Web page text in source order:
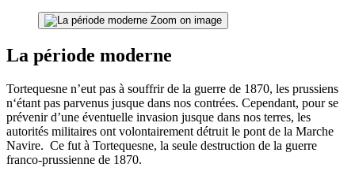
Zoom on image
La période moderne
Tortequesne n’eut pas à souffrir de la guerre de 1870, les prussiens
n‘étant pas parvenus jusque dans nos contrées. Cependant, pour se
prévenir d’une éventuelle invasion jusque dans nos terres, les
autorités militaires ont volontairement détruit le pont de la Marche
Navire. Ce fut à Tortequesne, la seule destruction de la guerre
franco-prussienne de 1870.